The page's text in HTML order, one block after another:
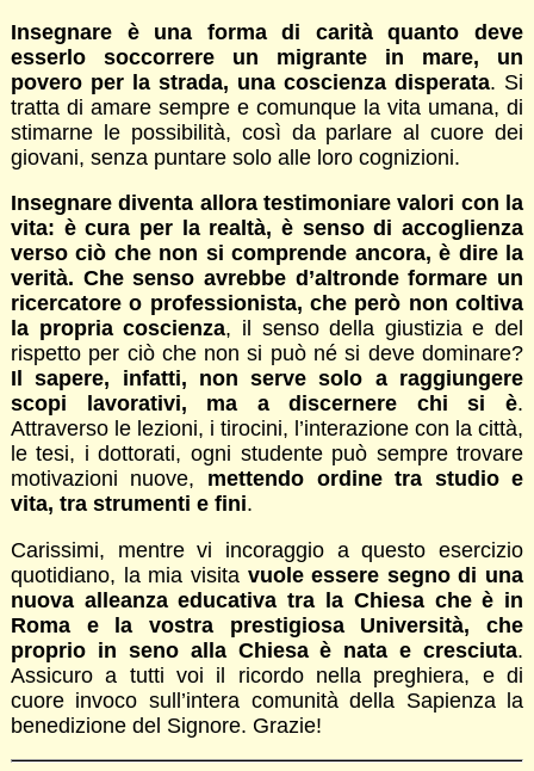
Insegnare è una forma di carità quanto deve
esserlo soccorrere un migrante in mare, un
povero per la strada, una coscienza disperata. Si
tratta di amare sempre e comunque la vita umana, di
stimarne le possibilità, così da parlare al cuore dei
giovani, senza puntare solo alle loro cognizioni.
Insegnare diventa allora testimoniare valori con la
vita: è cura per la realtà, è senso di accoglienza
verso ciò che non si comprende ancora, è dire la
verità. Che senso avrebbe d’altronde formare un
ricercatore o professionista, che però non coltiva
la propria coscienza, il senso della giustizia e del
rispetto per ciò che non si può né si deve dominare?
Il sapere, infatti, non serve solo a raggiungere
scopi lavorativi, ma a discernere chi si è.
Attraverso le lezioni, i tirocini, l’interazione con la città,
le tesi, i dottorati, ogni studente può sempre trovare
motivazioni nuove, mettendo ordine tra studio e
vita, tra strumenti e fini.
Carissimi, mentre vi incoraggio a questo esercizio
quotidiano, la mia visita vuole essere segno di una
nuova alleanza educativa tra la Chiesa che è in
Roma e la vostra prestigiosa Università, che
proprio in seno alla Chiesa è nata e cresciuta.
Assicuro a tutti voi il ricordo nella preghiera, e di
cuore invoco sull’intera comunità della Sapienza la
benedizione del Signore. Grazie!